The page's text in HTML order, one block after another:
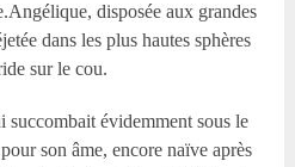
disposée aux grandes
dans les plus hautes sphères
sur le cou.
succombait évidemment sous le
son âme, encore naïve après